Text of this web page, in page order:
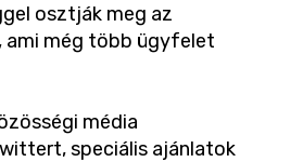
osztják meg az
ami még több ügyfelet
média
speciális ajánlatok